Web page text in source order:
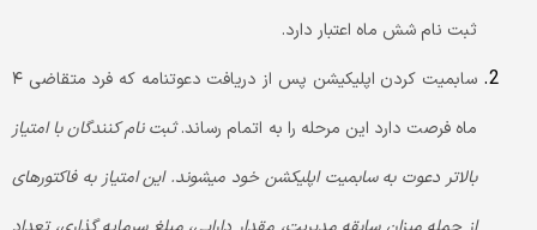
ثبت نام شش ماه اعتبار دارد.
سابمیت کردن اپلیکیشن پس از دریافت دعوتنامه که فرد متقاضی ۴
ماه فرصت دارد این مرحله را به اتمام رساند.ثبت نام کنندگان با امتیاز
بالاتر دعوت به سابمیت اپلیکشن خود میشوند. این امتیاز به فاکتورهای